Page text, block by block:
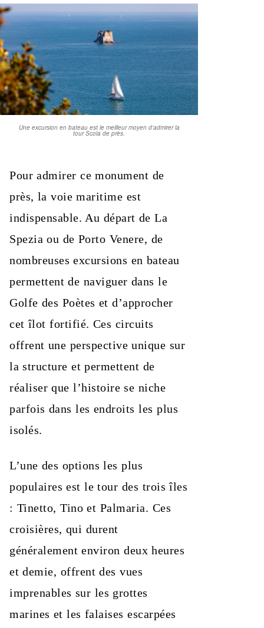
Une excursion en bateau est le meilleur moyen d’admirer la
tour Scola de près.
Pour admirer ce monument de
près, la voie maritime est
indispensable. Au départ de La
Spezia ou de Porto Venere, de
nombreuses excursions en bateau
permettent de naviguer dans le
Golfe des Poètes et d’approcher
cet îlot fortifié. Ces circuits
offrent une perspective unique sur
la structure et permettent de
réaliser que l’histoire se niche
parfois dans les endroits les plus
isolés.
L’une des options les plus
populaires est le tour des trois îles
: Tinetto, Tino et Palmaria. Ces
croisières, qui durent
généralement environ deux heures
et demie, offrent des vues
imprenables sur les grottes
marines et les falaises escarpées